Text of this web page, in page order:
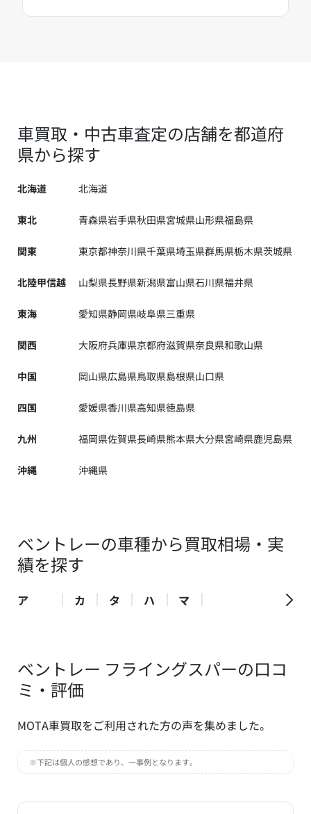
車買取・中古車査定の店舗を都道府
県から探す
北海道 北海道
東北 青森県岩手県秋田県宮城県山形県福島県
関東 東京都神奈川県千葉県埼玉県群馬県栃木県茨城県
北陸甲信越 山梨県長野県新潟県富山県石川県福井県
東海 愛知県静岡県岐阜県三重県
関西 大阪府兵庫県京都府滋賀県奈良県和歌山県
中国 岡山県広島県鳥取県島根県山口県
四国 愛媛県香川県高知県徳島県
九州 福岡県佐賀県長崎県熊本県大分県宮崎県鹿児島県
沖縄 沖縄県
ベントレーの車種から買取相場・実
績を探す
ア カ タ ハ マ
ベントレー フライングスパーの口コ
ミ・評価
MOTA車買取をご利用された方の声を集めました。
※下記は個人の感想であり、一事例となります。